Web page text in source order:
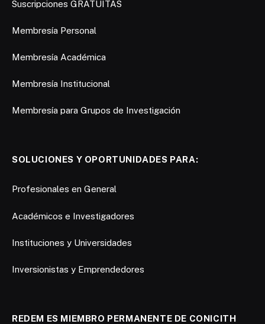
Suscripciones GRATUITAS
Membresía Personal
Membresía Académica
Membresía Institucional
Membresía para Grupos de Investigación
SOLUCIONES Y OPORTUNIDADES PARA:
Profesionales en General
Académicos e Investigadores
Instituciones y Universidades
Inversionistas y Emprendedores
REDEM ES MIEMBRO PERMANENTE DE CONICITH